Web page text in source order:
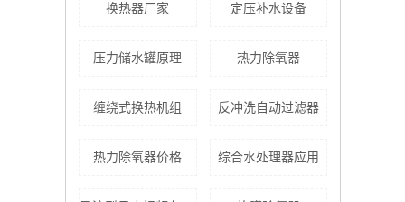
换热器厂家 定压补水设备
压力储水罐原理 热力除氧器
缠绕式换热机组 反冲洗自动过滤器
热力除氧器价格 综合水处理器应用